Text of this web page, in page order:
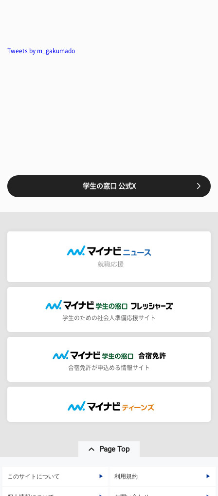
Tweets by m_gakumado
学生の窓口 公式X
学生のための社会人準備応援サイト
合宿免許が申込める情報サイト
Page Top
このサイトについて 利用規約